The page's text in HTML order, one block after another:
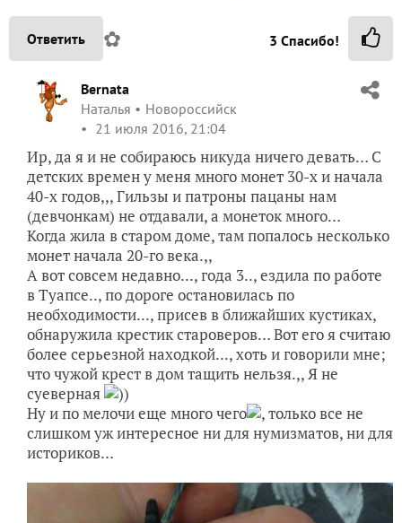
Ответить ✿ 3 Спасибо!
Bernata
Наталья
Новороссийск
21 июля 2016, 21:04
Ир, да я и не собираюсь никуда ничего девать… С
детских времен у меня много монет 30-х и начала
40-х годов,,, Гильзы и патроны пацаны нам
(девчонкам) не отдавали, а монеток много…
Когда жила в старом доме, там попалось несколько
монет начала 20-го века.,,
А вот совсем недавно..., года 3.., ездила по работе
в Туапсе.., по дороге остановилась по
необходимости..., присев в ближайших кустиках,
обнаружила крестик староверов… Вот его я считаю
более серьезной находкой..., хоть и говорили мне;
что чужой крест в дом тащить нельзя.,, Я не
суеверная
))
Ну и по мелочи еще много чего
, только все не
слишком уж интересное ни для нумизматов, ни для
историков…